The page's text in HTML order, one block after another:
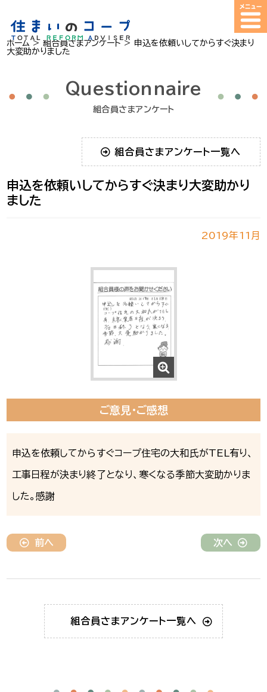
ホーム >組合員さまアンケート > 申込を依頼いしてからすぐ決まり
大変助かりました
Questionnaire
組合員さまアンケート
組合員さまアンケート一覧へ
申込を依頼いしてからすぐ決まり大変助かり
ました
2019年11月
ご意見・ご感想
申込を依頼してからすぐコープ住宅の大和氏がTEL有り、
工事日程が決まり終了となり、寒くなる季節大変助かりま
した。感謝
前へ 次へ
組合員さまアンケート一覧へ